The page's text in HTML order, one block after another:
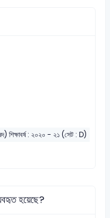
শিক্ষাবর্ষ : ২০২০ - ২১ (সেট : D)
হয়েছে?